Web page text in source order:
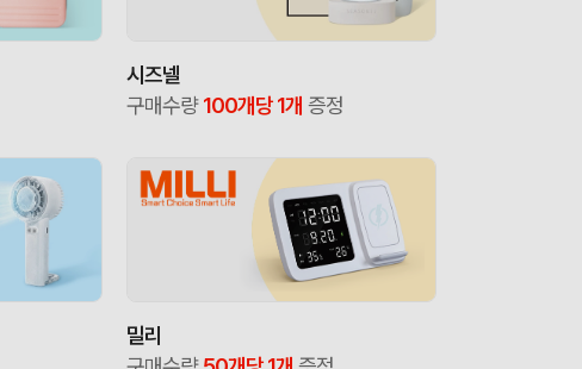
시즈넬
구매수량100개당 1개 증정
밀리